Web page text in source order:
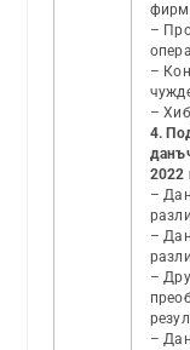
–
–
–
4.
2022
–
–
–
–